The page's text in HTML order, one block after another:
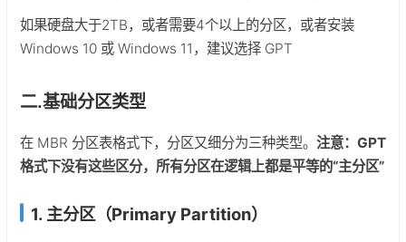
如果硬盘大于2TB，或者需要4个以上的分区，或者安装
Windows 10 或 Windows 11，建议选择 GPT
二.基础分区类型
在 MBR 分区表格式下，分区又细分为三种类型。 注意：GPT
格式下没有这些区分，所有分区在逻辑上都是平等的“主分区”
1. 主分区（Primary Partition）